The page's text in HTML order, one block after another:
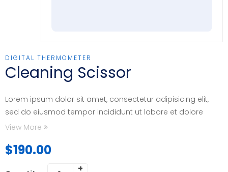
DIGITAL THERMOMETER
Cleaning Scissor
Lorem ipsum dolor sit amet, consectetur adipisicing elit,
sed do eiusmod tempor incididunt ut labore et dolore
magna aliqua.
ullamco laboris nisi ut aliquip ex ea commodo consequat.
View More
$190.00